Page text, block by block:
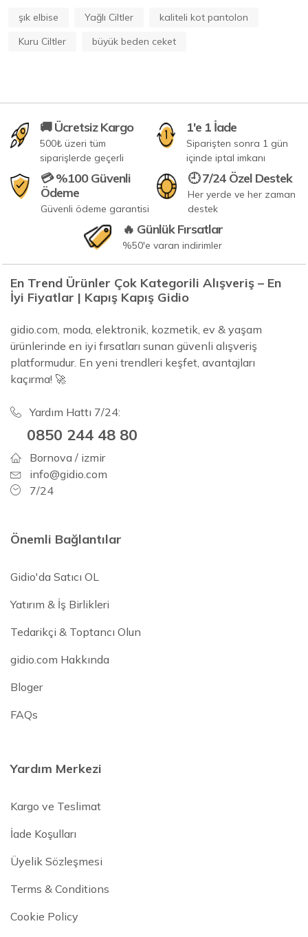
şık elbise Yağlı Ciltler
kaliteli kot pantolon
Kuru Ciltler
büyük beden ceket
🚚 Ücretsiz Kargo
500₺ üzeri tüm
siparişlerde geçerli
1'e 1 İade
Siparişten sonra 1 gün
içinde iptal imkanı
💳 %100 Güvenli
Ödeme
Güvenli ödeme garantisi
🕘 7/24 Özel Destek
Her yerde ve her zaman
destek
🔥 Günlük Fırsatlar
%50'e varan indirimler
En Trend Ürünler Çok Kategorili Alışveriş – En
İyi Fiyatlar | Kapış Kapış Gidio
gidio.com, moda, elektronik, kozmetik, ev & yaşam
ürünlerinde en iyi fırsatları sunan güvenli alışveriş
platformudur. En yeni trendleri keşfet, avantajları
kaçırma! 🚀
Yardım Hattı 7/24:
0850 244 48 80
Bornova / izmir
info@gidio.com
7/24
Önemli Bağlantılar
Gidio'da Satıcı OL
Yatırım & İş Birlikleri
Tedarikçi & Toptancı Olun
gidio.com Hakkında
Bloger
FAQs
Yardım Merkezi
Kargo ve Teslimat
İade Koşulları
Üyelik Sözleşmesi
Terms & Conditions
Cookie Policy